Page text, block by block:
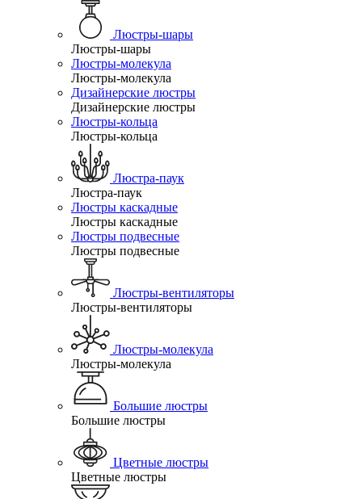
Люстры-шары
Люстры-шары
Люстры-молекула
Люстры-молекула
Дизайнерские люстры
Дизайнерские люстры
Люстры-кольца
Люстры-кольца
Люстра-паук
Люстра-паук
Люстры каскадные
Люстры каскадные
Люстры подвесные
Люстры подвесные
Люстры-вентиляторы
Люстры-вентиляторы
Люстры-молекула
Люстры-молекула
Большие люстры
Большие люстры
Цветные люстры
Цветные люстры